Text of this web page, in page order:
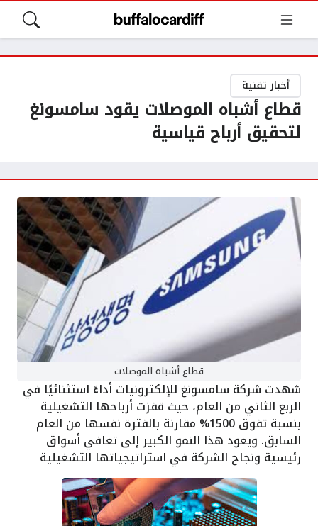
أخبار تقنية
قطاع أشباه الموصلات يقود سامسونغ
لتحقيق أرباح قياسية
قطاع أشباه الموصلات
شهدت شركة سامسونغ للإلكترونيات أداءً استثنائيًا في
الربع الثاني من العام، حيث قفزت أرباحها التشغيلية
بنسبة تفوق 1500% مقارنة بالفترة نفسها من العام
السابق. ويعود هذا النمو الكبير إلى تعافي أسواق
رئيسية ونجاح الشركة في استراتيجياتها التشغيلية